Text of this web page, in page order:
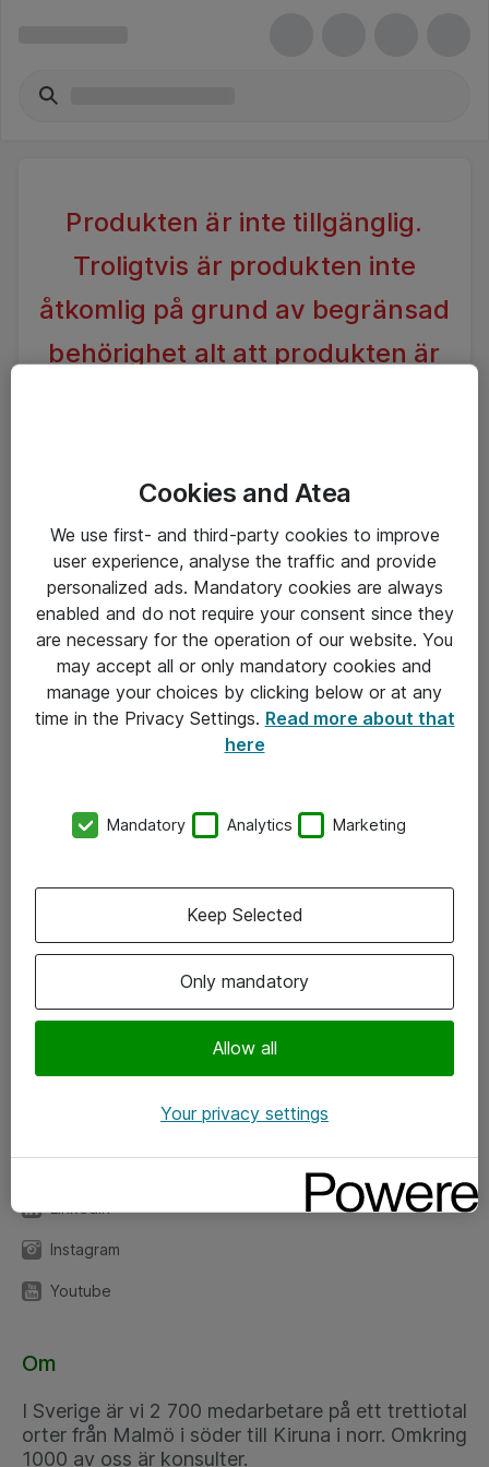
Produkten är inte tillgänglig.
Troligtvis är produkten inte
åtkomlig på grund av begränsad
behörighet alt att produkten är
Hitta direkt
Om eShop
Driftsinformation
kundtjanst@atea.se
Kontor
Linkedin
Instagram
Youtube
Om
I Sverige är vi 2 700 medarbetare på ett trettiotal
orter från Malmö i söder till Kiruna i norr. Omkring
1000 av oss är konsulter.
Cookies and Atea
We use first- and third-party cookies to improve
user experience, analyse the traffic and provide
personalized ads. Mandatory cookies are always
enabled and do not require your consent since they
are necessary for the operation of our website. You
may accept all or only mandatory cookies and
manage your choices by clicking below or at any
time in the Privacy Settings. Read more about that
here
Mandatory Analytics Marketing
Only mandatory
Allow all
Keep Selected
Your privacy settings